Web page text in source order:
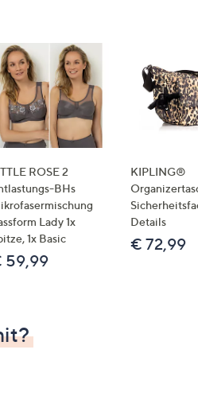
ROSE 2
BHs
Lady 1x
1x Basic
59,99
KIPLING®
Details
€ 72,99